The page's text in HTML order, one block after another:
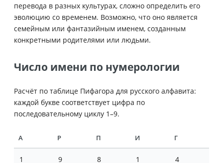
перевода в разных культурах, сложно определить его
эволюцию со временем. Возможно, что оно является
семейным или фантазийным именем, созданным
конкретными родителями или людьми.
Число имени по нумерологии
Расчёт по таблице Пифагора для русского алфавита:
каждой букве соответствует цифра по
последовательному циклу 1–9.
А Р П И Г
1 9 8 1 4